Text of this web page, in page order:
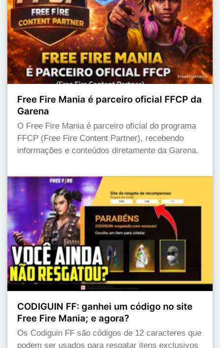
Free Fire Mania é parceiro oficial FFCP da
Garena
O Free Fire Mania é parceiro oficial do programa
FFCP (Free Fire Content Partner), recebendo
informações e conteúdos diretamente da Garena.
CODIGUIN FF: ganhei um código no site
Free Fire Mania; e agora?
Os Codiguin FF são códigos de 12 caracteres que
podem ser usados para resgatar itens exclusivos